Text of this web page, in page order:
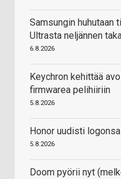
Samsungin huhutaan
Ultrasta neljännen
6.8.2026
Keychron kehittää
firmwarea pelihiiriin
5.8.2026
Honor uudisti logonsa
5.8.2026
Doom pyörii nyt